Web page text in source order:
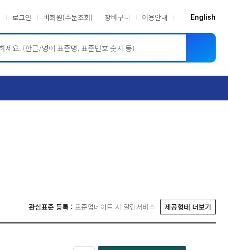
로그인 비회원(주문조회) 장바구니 이용안내 English
관심표준 등록 : 표준업데이트 시 알림서비스 제공형태 더보기